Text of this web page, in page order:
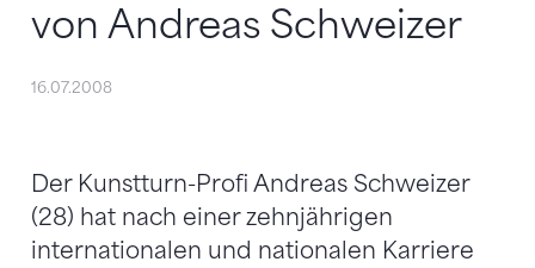
von Andreas Schweizer
16.07.2008
Der Kunstturn-Profi Andreas Schweizer
(28) hat nach einer zehnjährigen
internationalen und nationalen Karriere